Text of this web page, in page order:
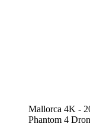
Mallorca 4K -
Phantom 4